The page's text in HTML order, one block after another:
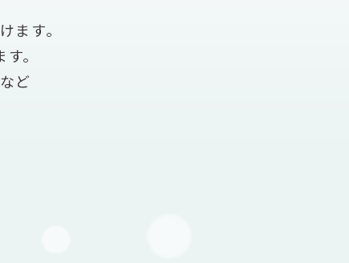
ます。
。
ど